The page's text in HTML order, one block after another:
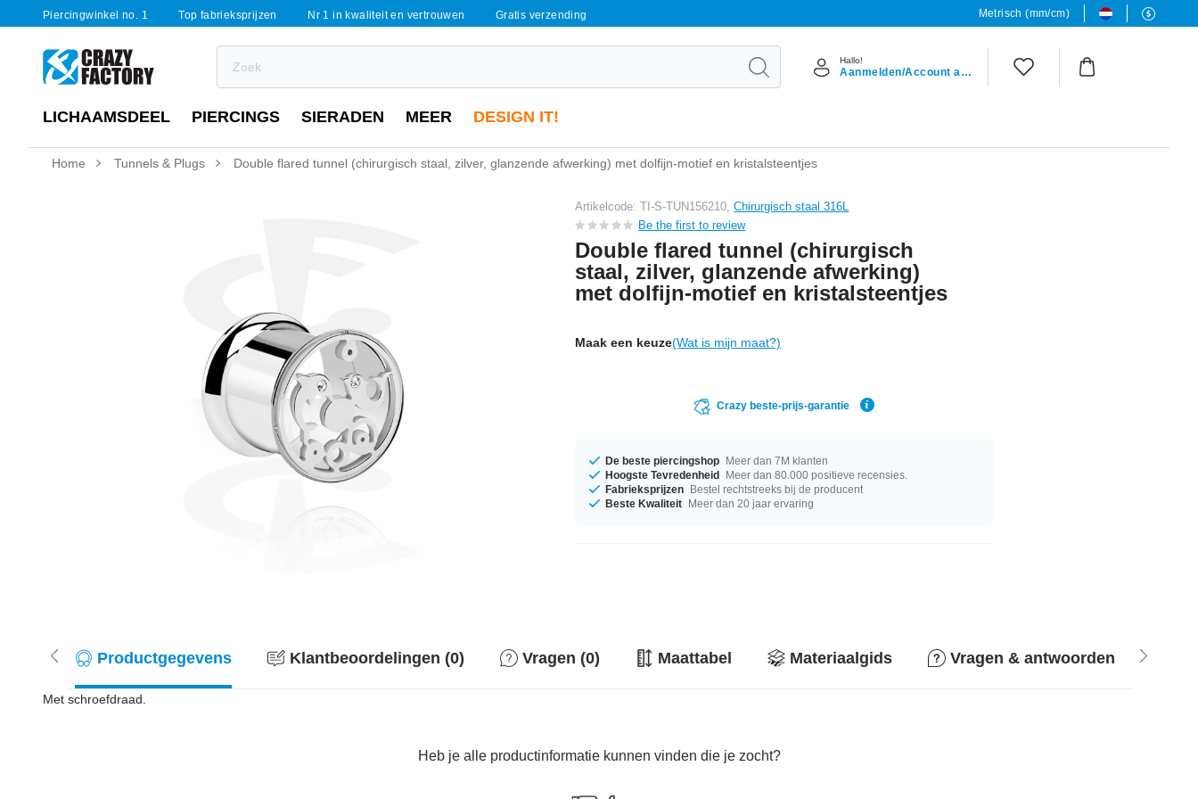
Piercingwinkel no. 1 Top fabrieksprijzen Nr 1 in kwaliteit en vertrouwen Gratis verzending Metrisch (mm/cm)
Hallo!
Aanmelden/Account aanmaken
LICHAAMSDEEL PIERCINGS SIERADEN MEER DESIGN IT!
Home Tunnels & Plugs Double flared tunnel (chirurgisch staal, zilver, glanzende afwerking) met dolfijn-motief en kristalsteentjes
Artikelcode: TI-S-TUN156210,Chirurgisch staal 316L
Be the first to review
Double flared tunnel (chirurgisch
staal, zilver, glanzende afwerking)
met dolfijn-motief en kristalsteentjes
Maak een keuze(Wat is mijn maat?)
Crazy beste-prijs-garantie
De beste piercingshop Meer dan 7M klanten
Hoogste Tevredenheid Meer dan 80.000 positieve recensies.
Fabrieksprijzen Bestel rechtstreeks bij de producent
Beste Kwaliteit Meer dan 20 jaar ervaring
Productgegevens Klantbeoordelingen (0) Vragen (0) Maattabel Materiaalgids Vragen & antwoorden
Met schroefdraad.
Heb je alle productinformatie kunnen vinden die je zocht?